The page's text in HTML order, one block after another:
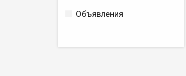
Объявления